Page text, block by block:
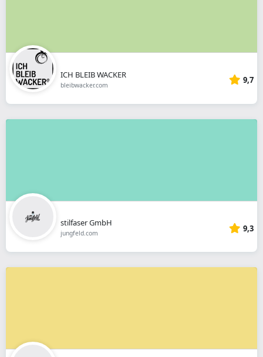
ICH BLEIB WACKER
bleibwacker.com 9,7
stilfaser GmbH
jungfeld.com 9,3